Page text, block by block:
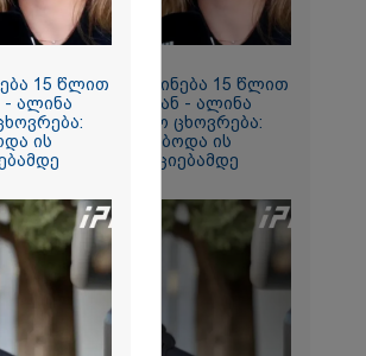
ქორწინება 15 წლით
ქართველთან - ალინა
საიდუმლო ცხოვრება:
გამოიყურებოდა ის
ოპერაციებამდე
15 წლით
ალინა
ის